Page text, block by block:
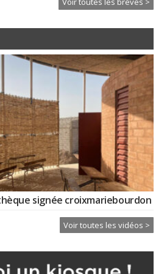
signée croixmariebourdon
Voir toutes les vidéos >